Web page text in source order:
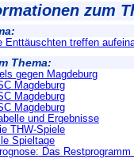
zum
Enttäuschten treffen
Thema:
gegen Magdeburg
Magdeburg
Magdeburg
Magdeburg
und Ergebnisse
THW-Spiele
Spieltage
Das